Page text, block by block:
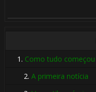
1. Como tudo começou
2.A primeira notícia